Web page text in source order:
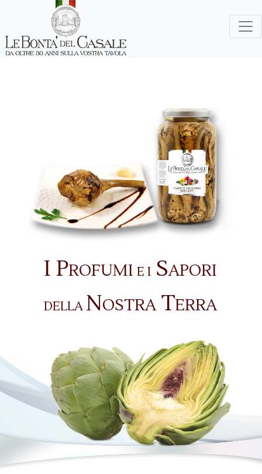
I PROFUMI E I SAPORI
DELLANOSTRATERRA